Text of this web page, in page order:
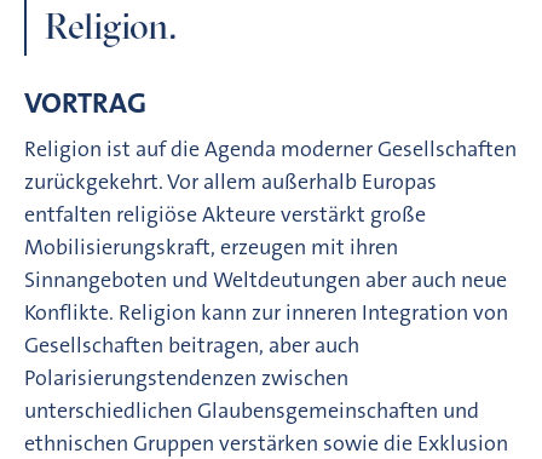
Religion.
VORTRAG
Religion ist auf die Agenda moderner Gesellschaften
zurückgekehrt. Vor allem außerhalb Europas
entfalten religiöse Akteure verstärkt große
Mobilisierungskraft, erzeugen mit ihren
Sinnangeboten und Weltdeutungen aber auch neue
Konflikte. Religion kann zur inneren Integration von
Gesellschaften beitragen, aber auch
Polarisierungstendenzen zwischen
unterschiedlichen Glaubensgemeinschaften und
ethnischen Gruppen verstärken sowie die Exklusion